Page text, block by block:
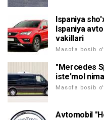
Ispaniya
Ispaniya
vakillari
Masofa bosib
"Mercedes
iste'mol
Masofa bosib
Avtomobil